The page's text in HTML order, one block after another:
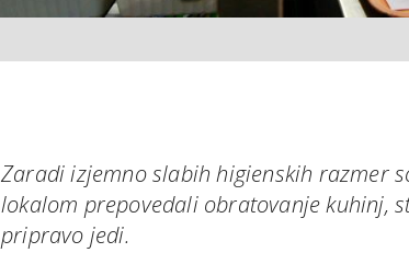
Zaradi izjemno slabih higienskih razmer
lokalom prepovedali obratovanje kuhinj,
pripravo jedi.